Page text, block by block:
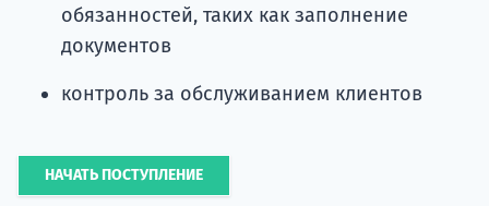
обязанностей, таких как заполнение
документов
контроль за обслуживанием клиентов
НАЧАТЬ ПОСТУПЛЕНИЕ